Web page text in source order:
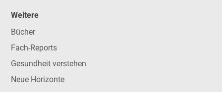
Weitere
Bücher
Fach-Reports
Gesundheit verstehen
Neue Horizonte